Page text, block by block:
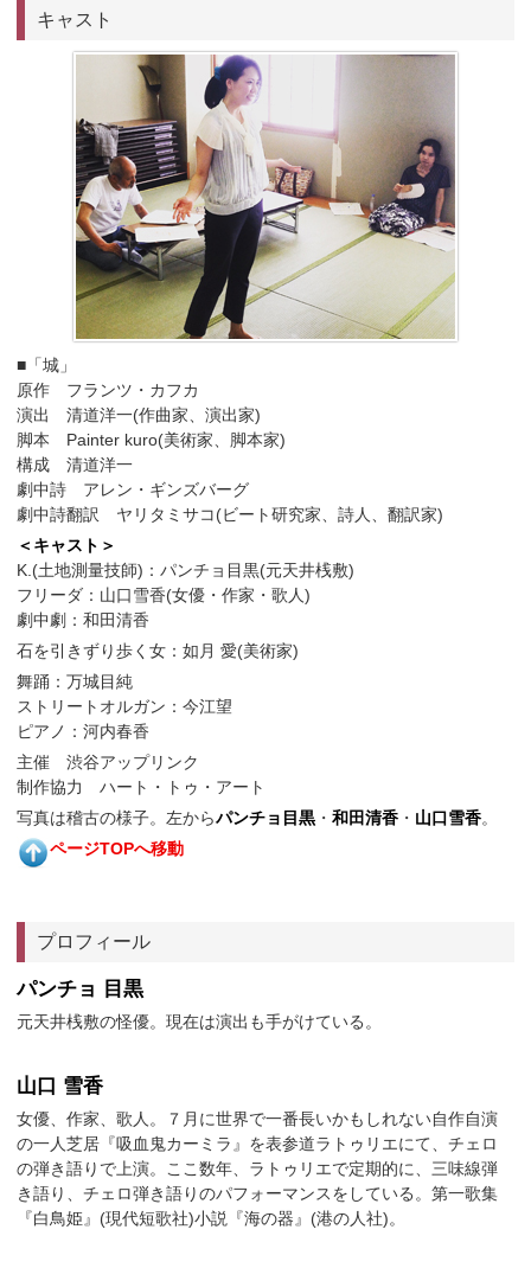
キャスト
■「城」
原作 フランツ・カフカ
演出 清道洋一(作曲家、演出家)
脚本 Painter kuro(美術家、脚本家)
構成 清道洋一
劇中詩 アレン・ギンズバーグ
劇中詩翻訳 ヤリタミサコ(ビート研究家、詩人、翻訳家)
＜キャスト＞
K.(土地測量技師)：パンチョ目黒(元天井桟敷)
フリーダ：山口雪香(女優・作家・歌人)
劇中劇：和田清香
石を引きずり歩く女：如月 愛(美術家)
舞踊：万城目純
ストリートオルガン：今江望
ピアノ：河内春香
主催 渋谷アップリンク
制作協力 ハート・トゥ・アート
写真は稽古の様子。左からパンチョ目黒 ・和田清香 ・ 山口雪香。
ページTOPへ移動
プロフィール
パンチョ 目黒
元天井桟敷の怪優。現在は演出も手がけている。
山口 雪香
女優、作家、歌人。７月に世界で一番長いかもしれない自作自演
の一人芝居『吸血鬼カーミラ』を表参道ラトゥリエにて、チェロ
の弾き語りで上演。ここ数年、ラトゥリエで定期的に、三味線弾
き語り、チェロ弾き語りのパフォーマンスをしている。第一歌集
『白鳥姫』(現代短歌社)小説『海の器』(港の人社)。